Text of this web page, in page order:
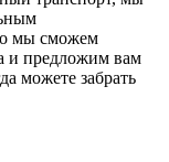
мы сможем
и предложим вам
можете забрать